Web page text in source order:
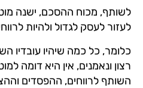
לשותף, מכוח ההסכם, ישנה
לעזור לעסק לגדול ולהיות
כלומר, כל כמה שיהיו עובדיו
רצון ונאמנים, אין היא דומה
השותף לרווחים, ההפסדים